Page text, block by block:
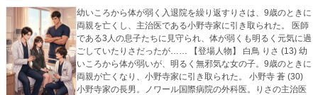
幼いころから体が弱く入退院を繰り返すりさは、9歳のときに
両親を亡くし、主治医である小野寺家に引き取られた。 医師
である3人の息子たちに見守られ、体が弱くも明るく元気に過
ごしていたりさだったが…… 【登場人物】 白鳥 りさ (13) 幼
いころから体が弱いが、明るく無邪気な女の子。9歳のときに
両親が亡くなり、小野寺家に引き取られた。 小野寺 蒼 (30)
小野寺家の長男。ノワール国際病院の外科医。りさの主治医